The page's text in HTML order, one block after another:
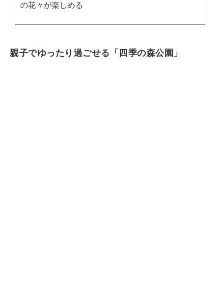
の花々が楽しめる
親子でゆったり過ごせる「四季の森公園」